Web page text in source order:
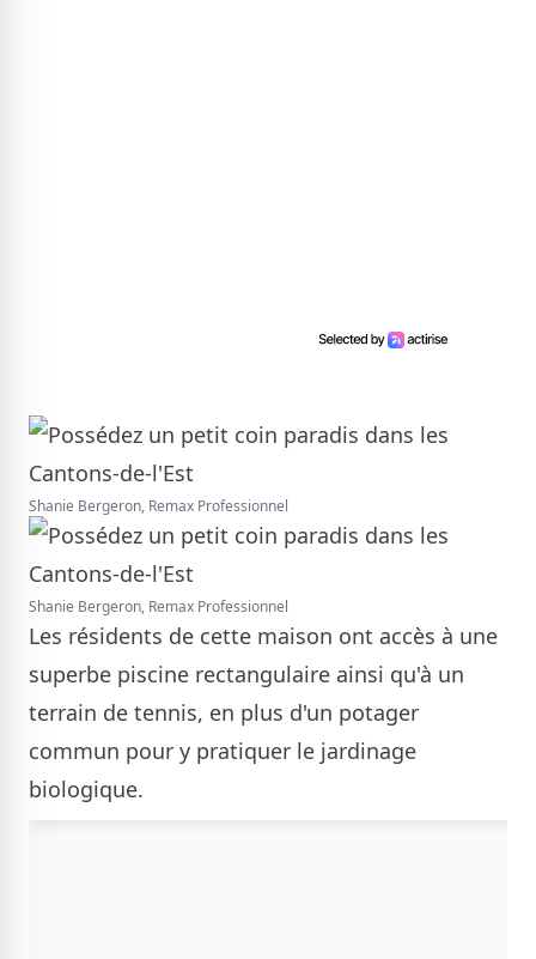
Shanie Bergeron, Remax Professionnel
Shanie Bergeron, Remax Professionnel
Les résidents de cette maison ont accès à une
superbe piscine rectangulaire ainsi qu'à un
terrain de tennis, en plus d'un potager
commun pour y pratiquer le jardinage
biologique.